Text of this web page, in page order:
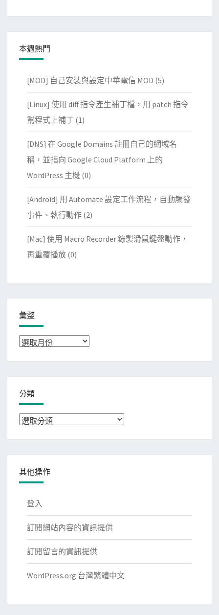
本週熱門
[MOD] 自己安裝與設定中華電信 MOD (5)
[Linux] 使用 diff 指令產生補丁檔，用 patch 指令
幫程式上補丁 (1)
[DNS] 在 Google Domains 註冊自己的網域名
稱，並指向 Google Cloud Platform 上的
WordPress 主機 (0)
[Android] 用 Automate 設定工作流程，自動觸發
事件、執行動作 (2)
[Mac] 使用 Macro Recorder 錄製滑鼠鍵盤動作，
再重覆播放 (0)
彙整
彙
分類
分
其他操作
登入
訂閱網站內容的資訊提供
訂閱留言的資訊提供
WordPress.org 台灣繁體中文